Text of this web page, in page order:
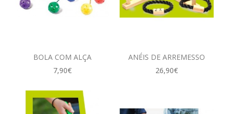
BOLA COM ALÇA
7,90€
ANÉIS DE ARREMESSO
26,90€